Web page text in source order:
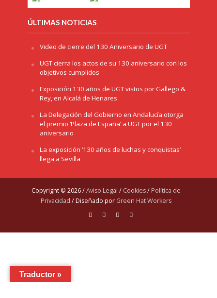
ÚLTIMAS NOTICIAS
Video de cierre del 130 Aniversario de UGT
UGT cierra los actos de su 130 aniversario con los
objetivos cumplidos
Exposición 130 años de UGT vistos por Gallego &
Rey, en Alcalá de Henares
La Delegación del Gobierno en Andalucía otorga
el premio ‘Plaza de España’ a UGT por el 130
aniversario
La exposición ‘130 años de luchas y conquistas’
llega a Sevilla
Copyright © 2026 /Aviso Legal / Cookies/ Política de
Privacidad / Diseñado por Green Hat Workers
Traductor »